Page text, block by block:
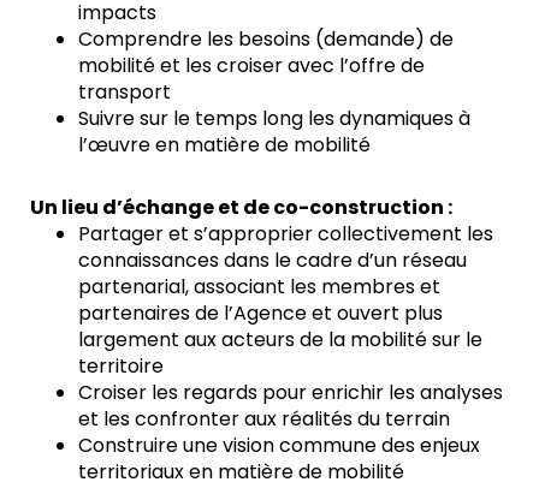
impacts
Comprendre les besoins (demande) de
mobilité et les croiser avec l’offre de
transport
Suivre sur le temps long les dynamiques à
l’œuvre en matière de mobilité
Un lieu d’échange et de co-construction :
Partager et s’approprier collectivement les
connaissances dans le cadre d’un réseau
partenarial, associant les membres et
partenaires de l’Agence et ouvert plus
largement aux acteurs de la mobilité sur le
territoire
Croiser les regards pour enrichir les analyses
et les confronter aux réalités du terrain
Construire une vision commune des enjeux
territoriaux en matière de mobilité